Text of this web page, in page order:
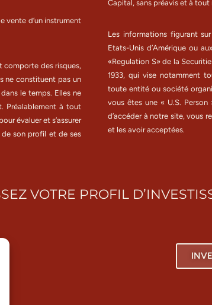
vente d’un instrument
des risques,
ne constituent pas un
le temps. Elles ne
Préalablement à tout
évaluer et s’assurer
son profil et de ses
Capital, sans préavis et à tout
Les informations figurant
Etats-Unis d’Amérique ou
«Regulation S» de la
1933, qui vise notamment
toute entité ou société
vous êtes une « U.S.
d’accéder à notre site, vous
et les avoir acceptées.
VOTRE PROFIL